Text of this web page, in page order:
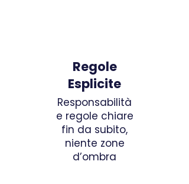
Regole
Esplicite
Responsabilità
e regole chiare
fin da subito,
niente zone
d’ombra